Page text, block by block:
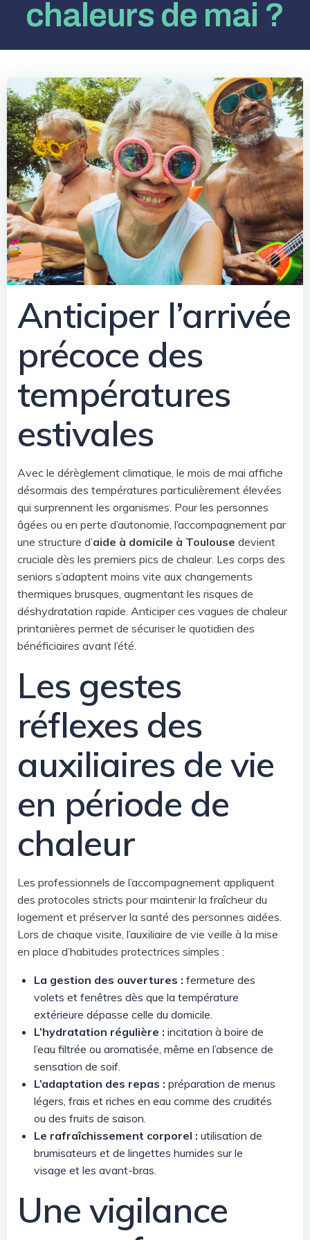
chaleurs de mai ?
Anticiper l’arrivée
précoce des
températures
estivales
Avec le dérèglement climatique, le mois de mai affiche
désormais des températures particulièrement élevées
qui surprennent les organismes. Pour les personnes
âgées ou en perte d’autonomie, l’accompagnement par
une structure d’aide à domicile à Toulouse devient
cruciale dès les premiers pics de chaleur. Les corps des
seniors s’adaptent moins vite aux changements
thermiques brusques, augmentant les risques de
déshydratation rapide. Anticiper ces vagues de chaleur
printanières permet de sécuriser le quotidien des
bénéficiaires avant l’été.
Les gestes
réflexes des
auxiliaires de vie
en période de
chaleur
Les professionnels de l’accompagnement appliquent
des protocoles stricts pour maintenir la fraîcheur du
logement et préserver la santé des personnes aidées.
Lors de chaque visite, l’auxiliaire de vie veille à la mise
en place d’habitudes protectrices simples :
La gestion des ouvertures : fermeture des
volets et fenêtres dès que la température
extérieure dépasse celle du domicile.
L’hydratation régulière : incitation à boire de
l’eau filtrée ou aromatisée, même en l’absence de
sensation de soif.
L’adaptation des repas : préparation de menus
légers, frais et riches en eau comme des crudités
ou des fruits de saison.
Le rafraîchissement corporel : utilisation de
brumisateurs et de lingettes humides sur le
visage et les avant-bras.
Une vigilance